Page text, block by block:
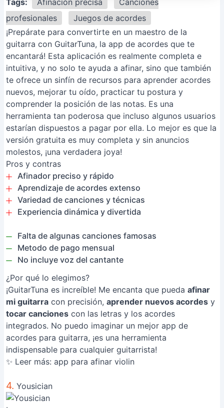
Tags: Afinación precisa
Canciones
profesionales
Juegos de acordes
¡Prepárate para convertirte en un maestro de la
guitarra con GuitarTuna, la app de acordes que te
encantará! Esta aplicación es realmente completa e
intuitiva, y no solo te ayuda a afinar, sino que también
te ofrece un sinfín de recursos para aprender acordes
nuevos, mejorar tu oído, practicar tu postura y
comprender la posición de las notas. Es una
herramienta tan poderosa que incluso algunos usuarios
estarían dispuestos a pagar por ella. Lo mejor es que la
versión gratuita es muy completa y sin anuncios
molestos, ¡una verdadera joya!
Pros y contras
Afinador preciso y rápido
Aprendizaje de acordes extenso
Variedad de canciones y técnicas
Experiencia dinámica y divertida
Falta de algunas canciones famosas
Metodo de pago mensual
No incluye voz del cantante
¿Por qué lo elegimos?
¡GuitarTuna es increíble! Me encanta que pueda afinar
mi guitarra con precisión, aprender nuevos acordes y
tocar canciones con las letras y los acordes
integrados. No puedo imaginar un mejor app de
acordes para guitarra, ¡es una herramienta
indispensable para cualquier guitarrista!
✨ Leer más: app para afinar violin
4. Yousician